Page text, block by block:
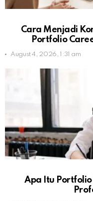
Cara Menjadi
Portfolio
August 4, 2026, 1:31 am
Apa Itu